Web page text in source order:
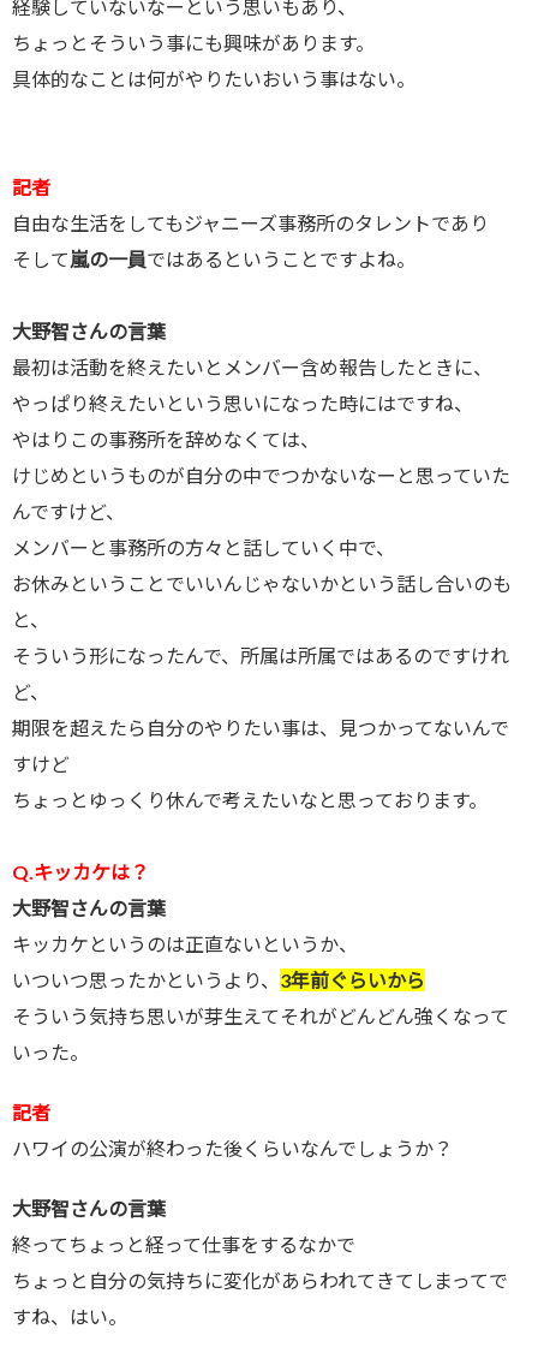
経験していないなーという思いもあり、
ちょっとそういう事にも興味があります。
具体的なことは何がやりたいおいう事はない。
記者
自由な生活をしてもジャニーズ事務所のタレントであり
そして嵐の一員ではあるということですよね。
大野智さんの言葉
最初は活動を終えたいとメンバー含め報告したときに、
やっぱり終えたいという思いになった時にはですね、
やはりこの事務所を辞めなくては、
けじめというものが自分の中でつかないなーと思っていた
んですけど、
メンバーと事務所の方々と話していく中で、
お休みということでいいんじゃないかという話し合いのも
と、
そういう形になったんで、所属は所属ではあるのですけれ
ど、
期限を超えたら自分のやりたい事は、見つかってないんで
すけど
ちょっとゆっくり休んで考えたいなと思っております。
Q.キッカケは？
大野智さんの言葉
キッカケというのは正直ないというか、
いついつ思ったかというより、 3年前ぐらいから
そういう気持ち思いが芽生えてそれがどんどん強くなって
いった。
記者
ハワイの公演が終わった後くらいなんでしょうか？
大野智さんの言葉
終ってちょっと経って仕事をするなかで
ちょっと自分の気持ちに変化があらわれてきてしまってで
すね、はい。